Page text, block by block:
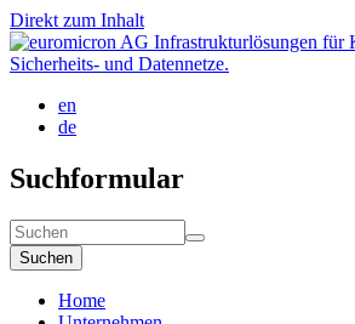
Direkt zum Inhalt
en
de
Suchformular
Suchen
Home